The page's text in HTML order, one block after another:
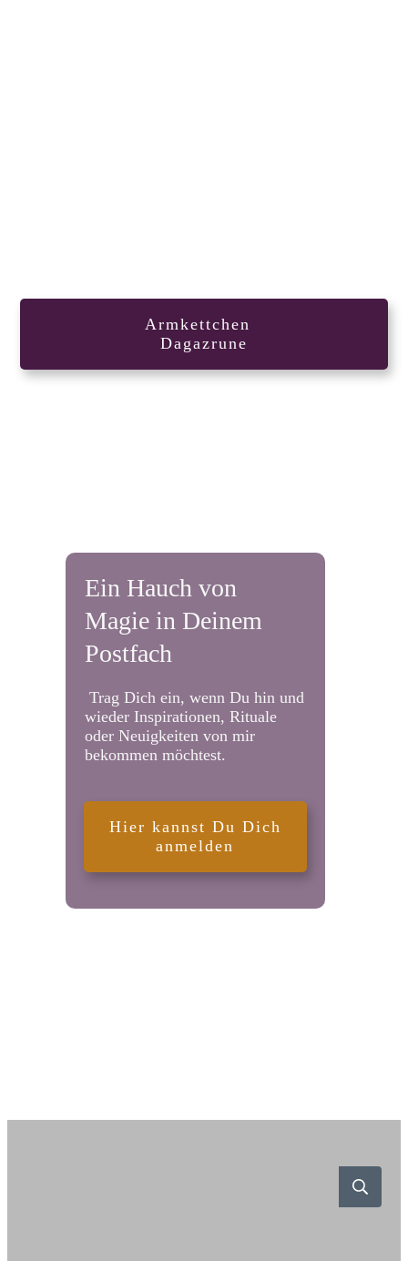
Armkettchen
Dagazrune
Ein Hauch von
Magie in Deinem
Postfach
Trag Dich ein, wenn Du hin und
wieder Inspirationen, Rituale
oder Neuigkeiten von mir
bekommen möchtest.
Hier kannst Du Dich
anmelden